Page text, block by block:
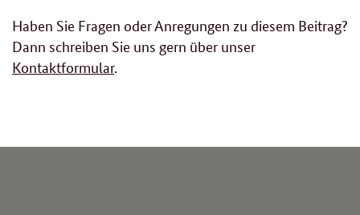
Haben Sie Fragen oder Anregungen zu diesem Beitrag?
Dann schreiben Sie uns gern über unser
Kontaktformular.